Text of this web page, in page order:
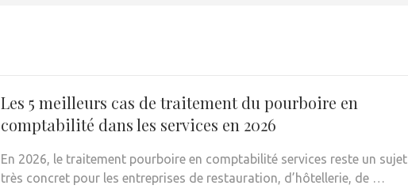
Les 5 meilleurs cas de traitement du pourboire en
comptabilité dans les services en 2026
En 2026, le traitement pourboire en comptabilité services reste un sujet
très concret pour les entreprises de restauration, d’hôtellerie, de …